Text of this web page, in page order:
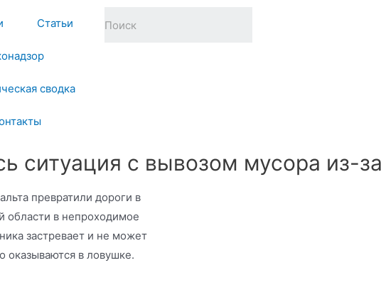
Статьи
сводка
ситуация с вывозом мусора из-
превратили дороги в
области в непроходимое
застревает и не может
оказываются в ловушке.